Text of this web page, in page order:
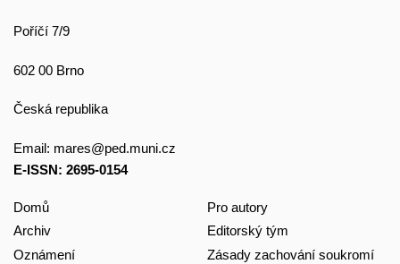
Poříčí 7/9
602 00 Brno
Česká republika
Email: mares@ped.muni.cz
E-ISSN: 2695-0154
Domů
Archiv
Oznámení
Pro autory
Editorský tým
Zásady zachování soukromí